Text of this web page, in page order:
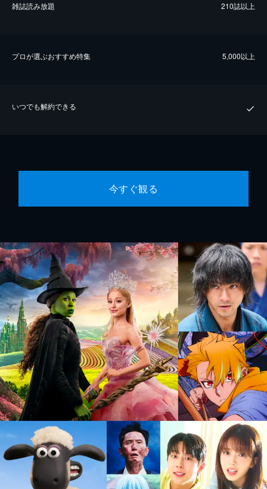
雑誌読み放題 210誌以上
プロが選ぶおすすめ特集 5,000以上
いつでも解約できる
今すぐ観る